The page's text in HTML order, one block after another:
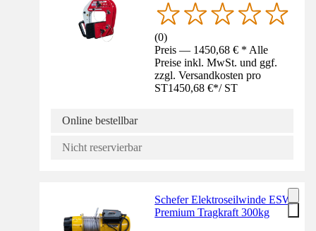
(0)
Preis — 1450,68 € * Alle
Preise inkl. MwSt. und ggf.
zzgl. Versandkosten pro
ST1450,68 €*/ ST
Online bestellbar
Nicht reservierbar
Schefer Elektroseilwinde ESW
Premium Tragkraft 300kg